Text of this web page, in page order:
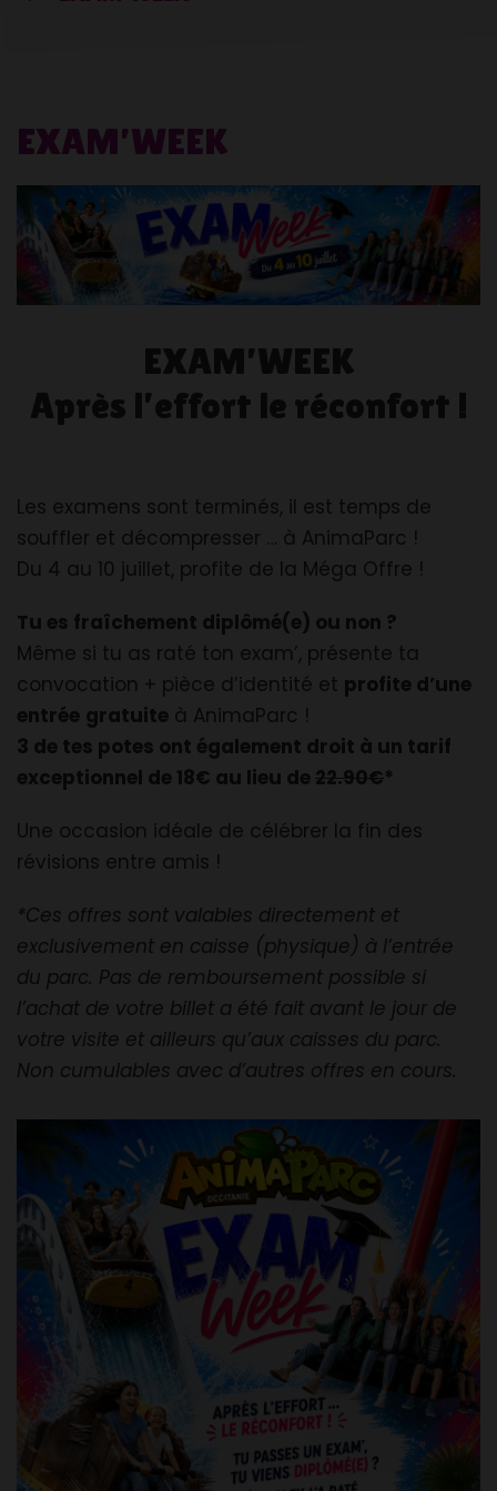
EXAM’WEEK
EXAM’WEEK
Après l’effort le réconfort !
Les examens sont terminés, il est temps de
souffler et décompresser … à AnimaParc !
Du 4 au 10 juillet, profite de la Méga Offre !
Tu es fraîchement diplômé(e) ou non ?
Même si tu as raté ton exam’, présente ta
convocation + pièce d’identité et profite d’une
entrée gratuite à AnimaParc !
3 de tes potes ont également droit à un tarif
exceptionnel de 18€ au lieu de22.90€*
Une occasion idéale de célébrer la fin des
révisions entre amis !
*Ces offres sont valables directement et
exclusivement en caisse (physique) à l’entrée
du parc. Pas de remboursement possible si
l’achat de votre billet a été fait avant le jour de
votre visite et ailleurs qu’aux caisses du parc.
Non cumulables avec d’autres offres en cours.